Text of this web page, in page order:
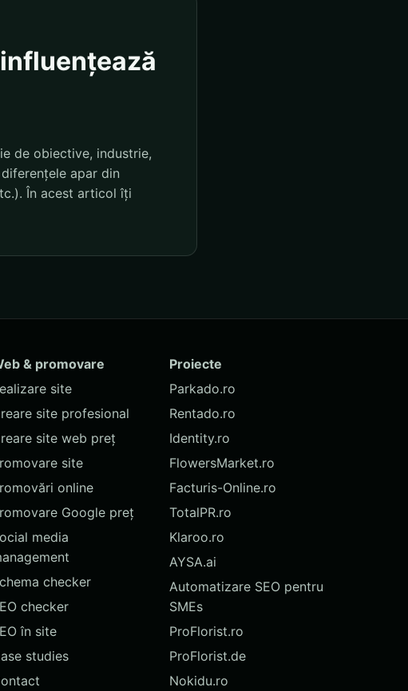
de obiective, industrie,
apar din
În acest articol îți
& promovare
site
site profesional
site web preț
site
online
Google preț
media
checker
checker
în site
studies
Proiecte
Parkado.ro
Rentado.ro
Identity.ro
FlowersMarket.ro
Facturis-Online.ro
TotalPR.ro
Klaroo.ro
AYSA.ai
Automatizare SEO pentru
SMEs
ProFlorist.ro
ProFlorist.de
Nokidu.ro